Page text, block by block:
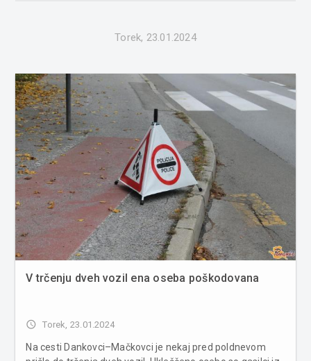
Torek, 23.01.2024
V trčenju dveh vozil ena oseba poškodovana
access_time Torek, 23.01.2024
Na cesti Dankovci–Mačkovci je nekaj pred poldnevom